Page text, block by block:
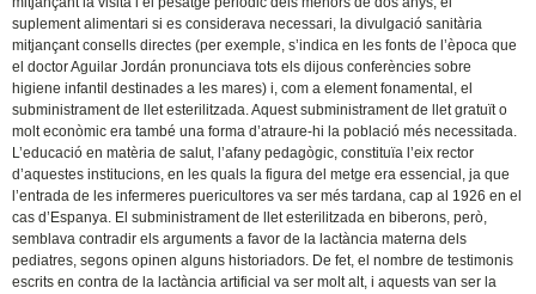
suplement alimentari si es considerava necessari, la divulgació sanitària
mitjançant consells directes (per exemple, s’indica en les fonts de l’època que
el doctor Aguilar Jordán pronunciava tots els dijous conferències sobre
higiene infantil destinades a les mares) i, com a element fonamental, el
subministrament de llet esterilitzada. Aquest subministrament de llet gratuït o
molt econòmic era també una forma d’atraure-hi la població més necessitada.
L’educació en matèria de salut, l’afany pedagògic, constituïa l’eix rector
d’aquestes institucions, en les quals la figura del metge era essencial, ja que
l’entrada de les infermeres puericultores va ser més tardana, cap al 1926 en el
cas d’Espanya. El subministrament de llet esterilitzada en biberons, però,
semblava contradir els arguments a favor de la lactància materna dels
pediatres, segons opinen alguns historiadors. De fet, el nombre de testimonis
escrits en contra de la lactància artificial va ser molt alt, i aquests van ser la